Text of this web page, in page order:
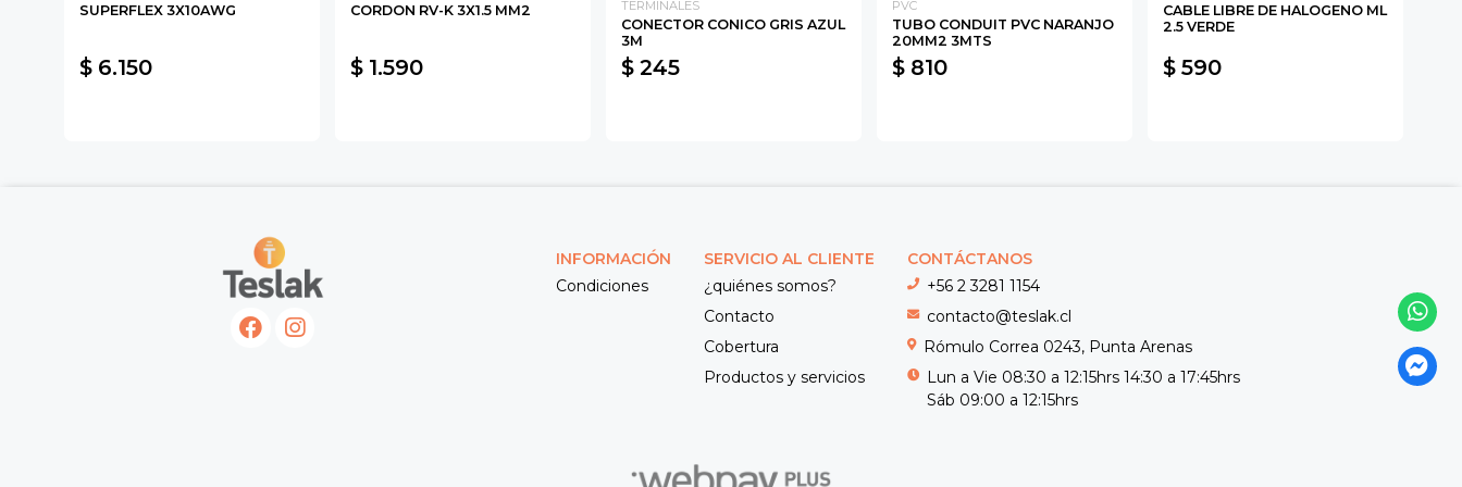
SUPERFLEX 3X10AWG
$ 6.150
CORDON RV-K 3X1.5 MM2
$ 1.590
TERMINALES
CONECTOR CONICO GRIS AZUL
3M
$ 245
PVC
TUBO CONDUIT PVC NARANJO
20MM2 3MTS
$ 810
CABLE LIBRE DE HALOGENO ML
2.5 VERDE
$ 590
INFORMACIÓN
Condiciones
SERVICIO AL CLIENTE
¿quiénes somos?
Contacto
Cobertura
Productos y servicios
CONTÁCTANOS
+56 2 3281 1154
contacto@teslak.cl
Rómulo Correa 0243, Punta Arenas
Lun a Vie 08:30 a 12:15hrs 14:30 a 17:45hrs
Sáb 09:00 a 12:15hrs